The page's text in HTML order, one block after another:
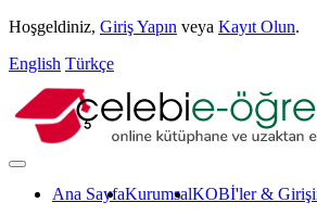
Hoşgeldiniz, Giriş Yapın veya Kayıt Olun.
English Türkçe
Ana SayfaKurumsalKOBİ'ler &